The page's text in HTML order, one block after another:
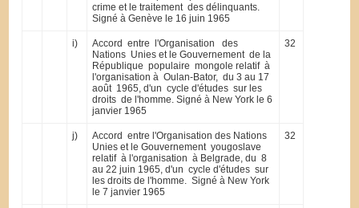
crime et le traitement des délinquants.
Signé à Genève le 16 juin 1965
i)
Accord entre l'Organisation des
Nations Unies et le Gouvernement de la
République populaire mongole relatif à
l'organisation à Oulan-Bator, du 3 au 17
août 1965, d'un cycle d'études sur les
droits de l'homme. Signé à New York le 6
janvier 1965
32
j)
Accord entre l'Organisation des Nations
Unies et le Gouvernement yougoslave
relatif à l'organisation à Belgrade, du 8
au 22 juin 1965, d'un cycle d'études sur
les droits de l'homme. Signé à New York
le 7 janvier 1965
32